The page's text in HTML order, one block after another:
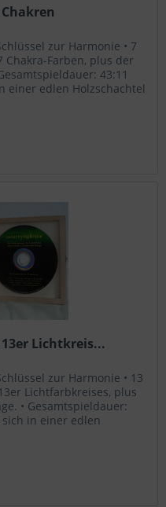
zur Harmonie • 7
Farben, plus der
43:11
einer edlen Holzschachtel
Lichtkreis...
zur Harmonie • 13
Lichtfarbkreises, plus
• Gesamtspieldauer:
in einer edlen